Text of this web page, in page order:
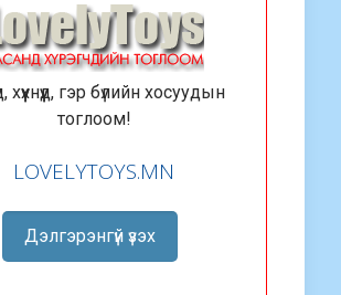
хүүхнүүд, гэр бүлийн хосуудын
тоглоом!
LOVELYTOYS.MN
Дэлгэрэнгүй үзэх